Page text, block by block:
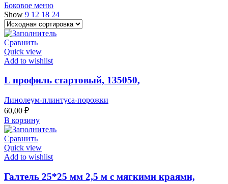
Боковое меню
Show 9 12 18 24
Сравнить
Quick view
Add to wishlist
L профиль стартовый, 135050,
Линолеум-плинтуса-порожки
60,00 ₽
В корзину
Сравнить
Quick view
Add to wishlist
Галтель 25*25 мм 2,5 м с мягкими краями,